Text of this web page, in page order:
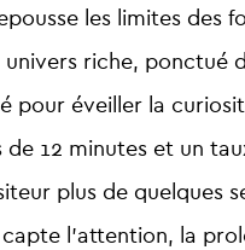
les limites des
univers riche, ponctué
pour éveiller la
de 12 minutes et un
plus de quelques
l’attention, la